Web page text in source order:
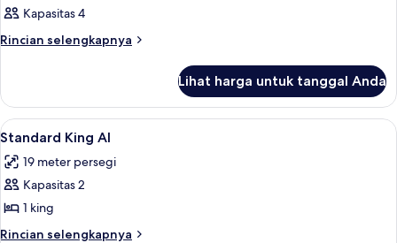
Kapasitas 4
Rincian selengkapnya
Rincian
Kamar
Lihat harga untuk tanggal Anda
Lihat
semua
foto
untuk
Standard
King
Tirai kedap cahaya, setrika/meja
2
Standard King AI
19 meter persegi
Kapasitas 2
1 king
Rincian selengkapnya
Rincian